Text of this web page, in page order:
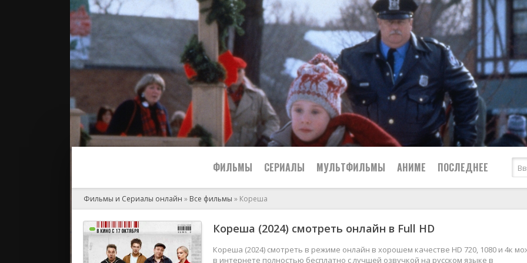
ФИЛЬМЫ
2024
Боевики
Военные
Приключения
СЕРИАЛЫ МУЛЬТФИЛЬМЫ АНИМЕ ПОСЛЕДНЕЕ
2024
Фильмы и Сериалы онлайн » Все фильмы » Кореша
Кореша (2024) смотреть онлайн в Full HD
Кореша (2024) смотреть в режиме онлайн в хорошем качестве HD 720, 1080 и 4к
в интернете полностью бесплатно с лучшей озвучкой на русском языке в